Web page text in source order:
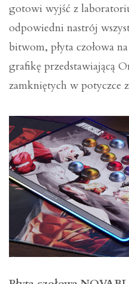
gotowi wyjść z
odpowiedni nastrój
bitwom, płyta czołowa
grafikę przedstawiającą
zamkniętych w potyczce